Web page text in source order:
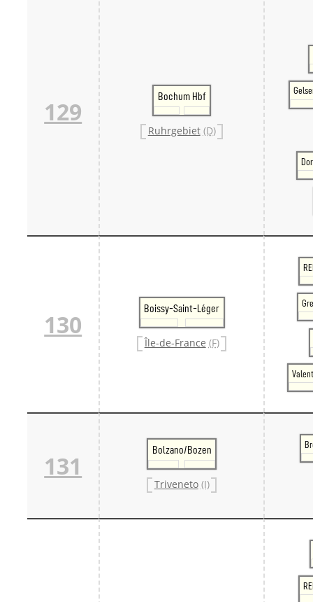
129
Bochum Hbf
Ruhrgebiet (D)
130
Boissy-Saint-Léger
Île-de-France (F)
131
Bolzano/Bozen
Triveneto (I)